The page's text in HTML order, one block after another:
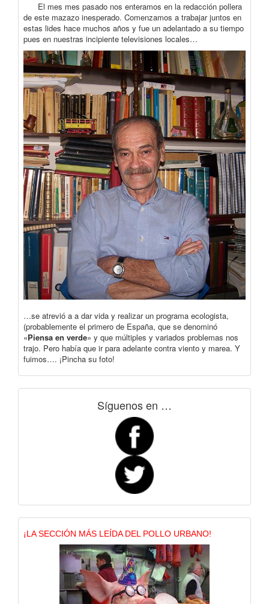
El mes mes pasado nos enteramos en la redacción pollera
de este mazazo inesperado. Comenzamos a trabajar juntos en
estas lides hace muchos años y fue un adelantado a su tiempo
pues en nuestras incipiente televisiones locales…
…se atrevió a a dar vida y realizar un programa ecologista,
(probablemente el primero de España, que se denominó
«Piensa en verde» y que múltiples y variados problemas nos
trajo. Pero había que ir para adelante contra viento y marea. Y
fuimos…. ¡Pincha su foto!
Síguenos en …
¡LA SECCIÓN MÁS LEÍDA DEL POLLO URBANO!